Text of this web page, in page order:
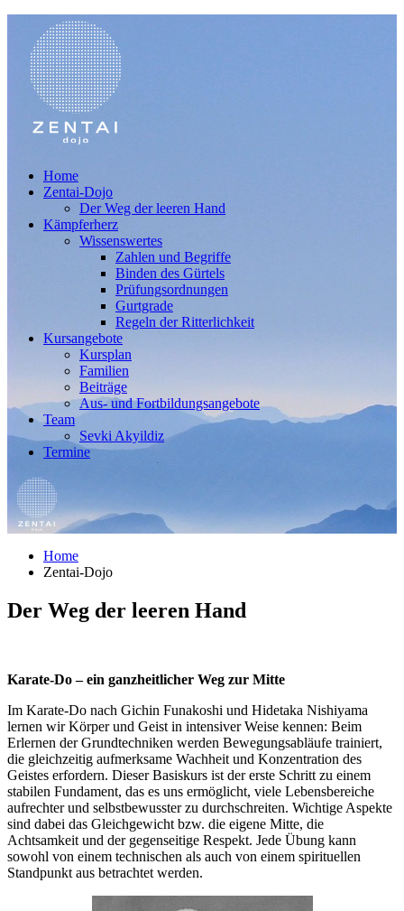
Home
Zentai-Dojo
Der Weg der leeren Hand
Kämpferherz
Wissenswertes
Zahlen und Begriffe
Binden des Gürtels
Prüfungsordnungen
Gurtgrade
Regeln der Ritterlichkeit
Kursangebote
Kursplan
Familien
Beiträge
Aus- und Fortbildungsangebote
Team
Sevki Akyildiz
Termine
Home
Zentai-Dojo
Der Weg der leeren Hand
Karate-Do – ein ganzheitlicher Weg zur Mitte
Im Karate-Do nach Gichin Funakoshi und Hidetaka Nishiyama
lernen wir Körper und Geist in intensiver Weise kennen: Beim
Erlernen der Grundtechniken werden Bewegungsabläufe trainiert,
die gleichzeitig aufmerksame Wachheit und Konzentration des
Geistes erfordern. Dieser Basiskurs ist der erste Schritt zu einem
stabilen Fundament, das es uns ermöglicht, viele Lebensbereiche
aufrechter und selbstbewusster zu durchschreiten. Wichtige Aspekte
sind dabei das Gleichgewicht bzw. die eigene Mitte, die
Achtsamkeit und der gegenseitige Respekt. Jede Übung kann
sowohl von einem technischen als auch von einem spirituellen
Standpunkt aus betrachtet werden.